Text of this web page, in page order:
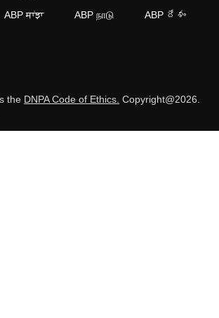
ABP ਸਾਂਝਾ ABP நாடு ABP దేశం
the DNPA Code of Ethics. Copyright@2026.